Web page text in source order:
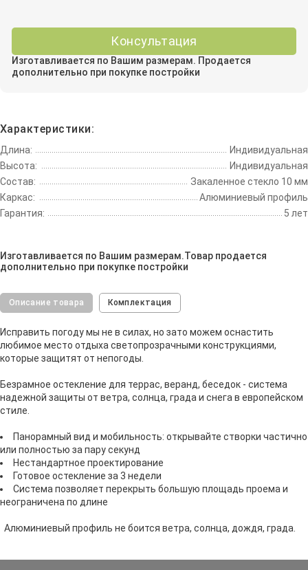
Консультация
Изготавливается по Вашим размерам. Продается
дополнительно при покупке постройки
Характеристики:
Длина:
Индивидуальная
Высота:
Индивидуальная
Состав:
Закаленное стекло 10 мм
Каркас:
Алюминиевый профиль
Гарантия:
5 лет
Изготавливается по Вашим размерам.Товар продается
дополнительно при покупке постройки
Описание товара Комплектация
Исправить погоду мы не в силах, но зато можем оснастить
любимое место отдыха светопрозрачными конструкциями,
которые защитят от непогоды.
Безрамное остекление для террас, веранд, беседок - система
надежной защиты от ветра, солнца, града и снега в европейском
стиле.
Панорамный вид и мобильность: открывайте створки частично
или полностью за пару секунд
Нестандартное проектирование
Готовое остекление за 3 недели
Система позволяет перекрыть большую площадь проема и
неограничена по длине
Алюминиевый профиль не боится ветра, солнца, дождя, града.